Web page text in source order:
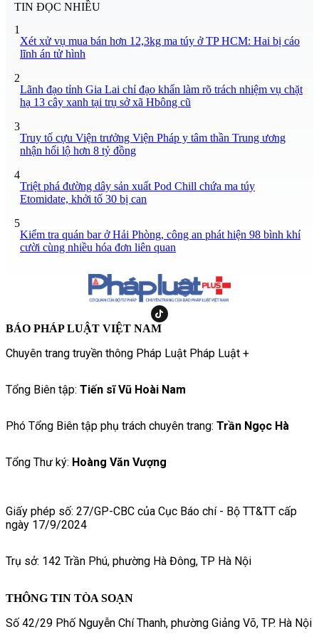
TIN ĐỌC NHIỀU
1
Xét xử vụ mua bán hơn 12,3kg ma túy ở TP HCM: Hai bị cáo
lĩnh án tử hình
2
Lãnh đạo tỉnh Gia Lai chỉ đạo khẩn làm rõ trách nhiệm vụ chặt
hạ 13 cây xanh tại trụ sở xã Hbông cũ
3
Truy tố cựu Viện trưởng Viện Pháp y tâm thần Trung ương
nhận hối lộ hơn 8 tỷ đồng
4
Triệt phá đường dây sản xuất Pod Chill chứa ma túy
Etomidate, khởi tố 30 bị can
5
Kiểm tra quán bar ở Hải Phòng, công an phát hiện 98 bình khí
cười cùng nhiều hóa đơn liên quan
BÁO PHÁP LUẬT VIỆT NAM
Chuyên trang truyền thông Pháp Luật Pháp Luật +
Tổng Biên tập: Tiến sĩ Vũ Hoài Nam
Phó Tổng Biên tập phụ trách chuyên trang: Trần Ngọc Hà
Tổng Thư ký: Hoàng Văn Vượng
Giấy phép số: 27/GP-CBC của Cục Báo chí - Bộ TT&TT cấp
ngày 17/9/2024
Trụ sở: 142 Trần Phú, phường Hà Đông, TP Hà Nội
THÔNG TIN TÒA SOẠN
Số 42/29 Phố Nguyễn Chí Thanh, phường Giảng Võ, TP. Hà Nội